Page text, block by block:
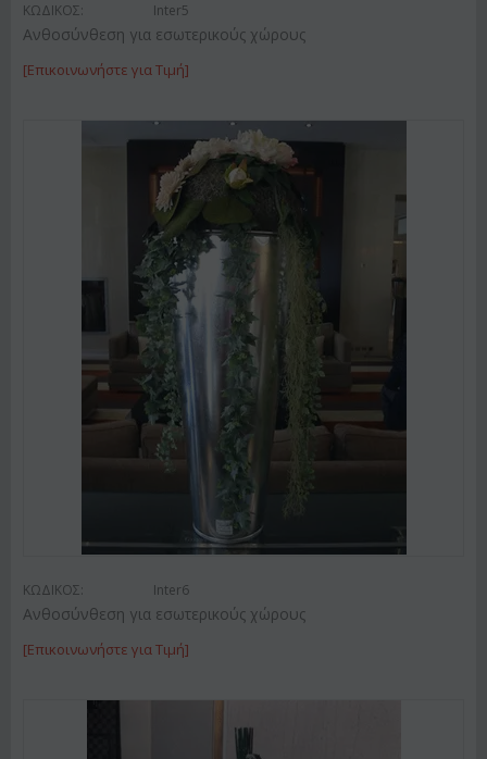
ΚΩΔΙΚΟΣ: Inter5
Ανθοσύνθεση για εσωτερικούς χώρους
[Επικοινωνήστε για Τιμή]
ΚΩΔΙΚΟΣ: Inter6
Ανθοσύνθεση για εσωτερικούς χώρους
[Επικοινωνήστε για Τιμή]